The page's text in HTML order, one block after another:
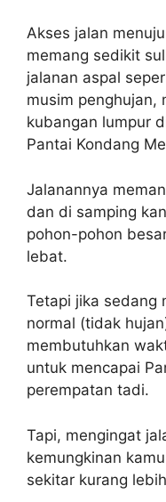
Akses jalan
memang sedikit
jalanan aspal
musim penghujan,
kubangan lumpur
Pantai Kondang
Jalanannya
dan di samping
pohon-pohon
lebat.
Tetapi jika sedang
normal (tidak
membutuhkan
untuk mencapai
perempatan tadi.
Tapi, mengingat
kemungkinan
sekitar kurang